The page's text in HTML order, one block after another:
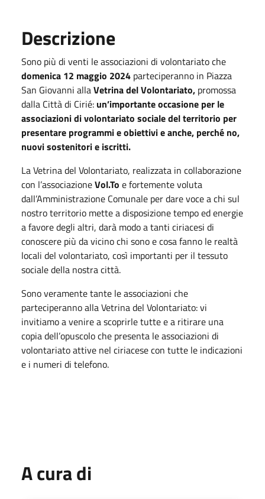
Descrizione
Sono più di venti le associazioni di volontariato che
domenica 12 maggio 2024 parteciperanno in Piazza
San Giovanni allaVetrina del Volontariato, promossa
dalla Città di Cirié: un’importante occasione per le
associazioni di volontariato sociale del territorio per
presentare programmi e obiettivi e anche, perché no,
nuovi sostenitori e iscritti.
La Vetrina del Volontariato, realizzata in collaborazione
con l’associazioneVol.To e fortemente voluta
dall’Amministrazione Comunale per dare voce a chi sul
nostro territorio mette a disposizione tempo ed energie
a favore degli altri, darà modo a tanti ciriacesi di
conoscere più da vicino chi sono e cosa fanno le realtà
locali del volontariato, così importanti per il tessuto
sociale della nostra città.
Sono veramente tante le associazioni che
parteciperanno alla Vetrina del Volontariato: vi
invitiamo a venire a scoprirle tutte e a ritirare una
copia dell’opuscolo che presenta le associazioni di
volontariato attive nel ciriacese con tutte le indicazioni
e i numeri di telefono.
A cura di